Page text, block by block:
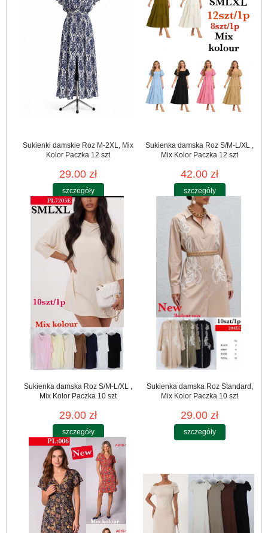
Sukienki damskie Roz M-2XL, Mix
Kolor Paczka 12 szt
29.00 zł
szczegóły
Sukienka damska Roz S/M-L/XL ,
Mix Kolor Paczka 12 szt
42.00 zł
szczegóły
Sukienka damska Roz S/M-L/XL ,
Mix Kolor Paczka 10 szt
29.00 zł
szczegóły
Sukienka damska Roz Standard,
Mix Kolor Paczka 10 szt
29.00 zł
szczegóły